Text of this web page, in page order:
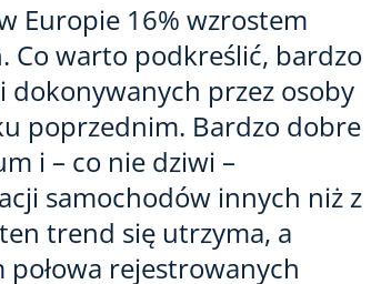
Europie 16% wzrostem
Co warto podkreślić, bardzo
przez osoby
poprzednim. Bardzo dobre
i – co nie dziwi –
samochodów innych niż z
trend się utrzyma, a
rejestrowanych